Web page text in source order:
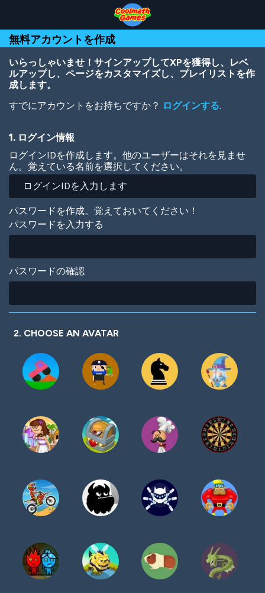
Top
of
Page
Navigation
Main
Content
Footer
ン
コ
ン
移
無料アカウントを作成
いらっしゃいませ！サインアップしてXPを獲得し、レベ
ルアップし、ページをカスタマイズし、プレイリストを作
成します。
すでにアカウントをお持ちですか？ ログインする.
1. ログイン情報
ログインIDを作成します。他のユーザーはそれを見ませ
ん。覚えている名前を選択してください。
パスワードを作成。覚えておいてください！
パスワードを入力する
パスワードの確認
2. CHOOSE AN AVATAR